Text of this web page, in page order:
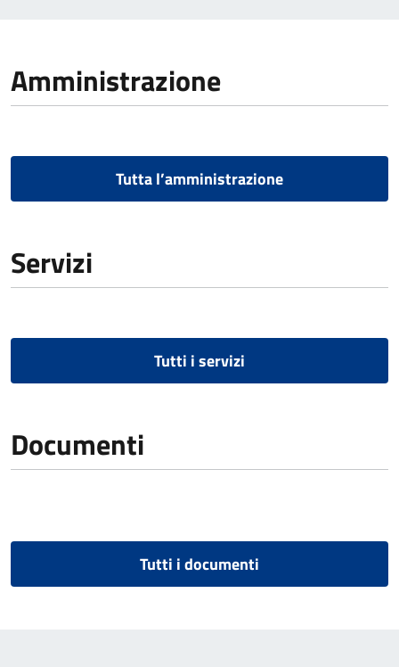
Amministrazione
Tutta l’amministrazione
Servizi
Tutti i servizi
Documenti
Tutti i documenti